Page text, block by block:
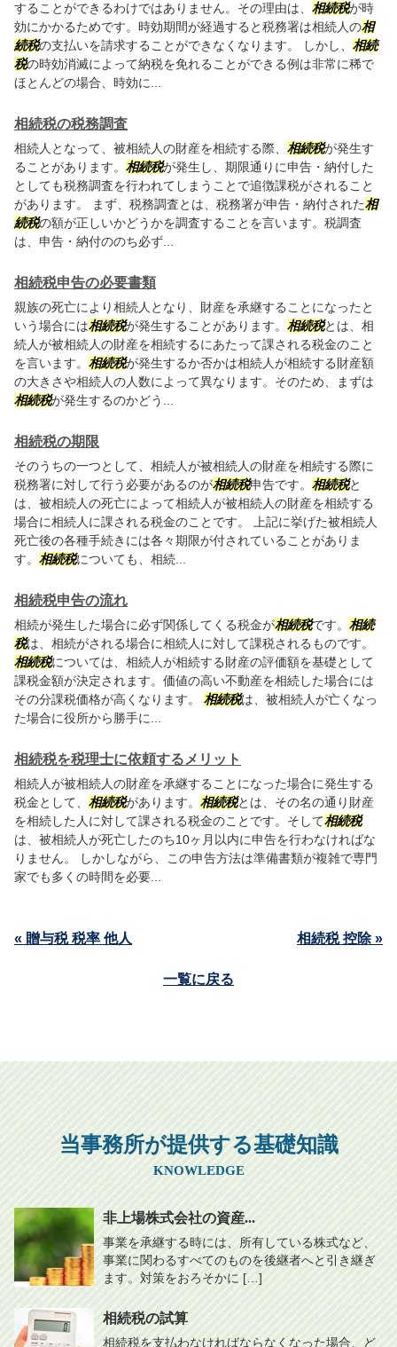
することができるわけではありません。その理由は、 相続税が時
効にかかるためです。時効期間が経過すると税務署は相続人の相
続税の支払いを請求することができなくなります。 しかし、 相続
税の時効消滅によって納税を免れることができる例は非常に稀で
ほとんどの場合、時効に...
相続税の税務調査
相続人となって、被相続人の財産を相続する際、 相続税が発生す
ることがあります。 相続税が発生し、期限通りに申告・納付した
としても税務調査を行われてしまうことで追徴課税がされること
があります。 まず、税務調査とは、税務署が申告・納付された相
続税の額が正しいかどうかを調査することを言います。税調査
は、申告・納付ののち必ず...
相続税申告の必要書類
親族の死亡により相続人となり、財産を承継することになったと
いう場合には相続税が発生することがあります。 相続税とは、相
続人が被相続人の財産を相続するにあたって課される税金のこと
を言います。 相続税が発生するか否かは相続人が相続する財産額
の大きさや相続人の人数によって異なります。そのため、まずは
相続税が発生するのかどう...
相続税の期限
そのうちの一つとして、相続人が被相続人の財産を相続する際に
税務署に対して行う必要があるのが相続税申告です。 相続税と
は、被相続人の死亡によって相続人が被相続人の財産を相続する
場合に相続人に課される税金のことです。 上記に挙げた被相続人
死亡後の各種手続きには各々期限が付されていることがありま
す。 相続税についても、相続...
相続税申告の流れ
相続が発生した場合に必ず関係してくる税金が相続税です。 相続
税は、相続がされる場合に相続人に対して課税されるものです。
相続税については、相続人が相続する財産の評価額を基礎として
課税金額が決定されます。価値の高い不動産を相続した場合には
その分課税価格が高くなります。 相続税は、被相続人が亡くなっ
た場合に役所から勝手に...
相続税を税理士に依頼するメリット
相続人が被相続人の財産を承継することになった場合に発生する
税金として、 相続税があります。 相続税とは、その名の通り財産
を相続した人に対して課される税金のことです。そして相続税
は、被相続人が死亡したのち10ヶ月以内に申告を行わなければな
りません。 しかしながら、この申告方法は準備書類が複雑で専門
家でも多くの時間を必要...
« 贈与税 税率 他人 相続税 控除 »
一覧に戻る
当事務所が提供する基礎知識
KNOWLEDGE
非上場株式会社の資産...
事業を承継する時には、所有している株式など、
事業に関わるすべてのものを後継者へと引き継ぎ
ます。対策をおろそかに […]
相続税の試算
相続税を支払わなければならなくなった場合、ど